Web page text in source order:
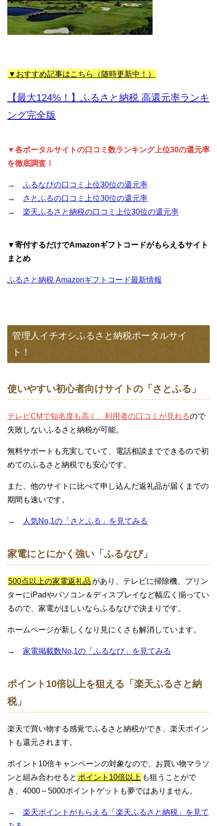
▼おすすめ記事はこちら（随時更新中！）
【最大124%！】ふるさと納税 高還元率ランキ
ング完全版
▼各ポータルサイトの口コミ数ランキング上位30の還元率
を徹底調査！
→ ふるなびの口コミ上位30位の還元率
→
さとふるの口コミ上位30位の還元率
→ 楽天ふるさと納税の口コミ上位30位の還元率
▼寄付するだけでAmazonギフトコードがもらえるサイト
まとめ
ふるさと納税 Amazonギフトコード最新情報
管理人イチオシふるさと納税ポータルサイ
ト！
使いやすい初心者向けサイトの「さとふる」
テレビCMで知名度も高く、利用者の口コミが見れるので
失敗しないふるさと納税が可能。
無料サポートも充実していて、電話相談までできるので初
めてのふるさと納税でも安心です。
また、他のサイトに比べて申し込んだ返礼品が届くまでの
期間も速いです。
→ 人気No,1の「さとふる」を見てみる
家電にとにかく強い「ふるなび」
500点以上の家電返礼品 があり、テレビに掃除機、プリン
ターにiPadやパソコン＆ディスプレイなど幅広く揃ってい
るので、家電がほしいならふるなびで決まりです。
ホームページが新しくなり見にくさも解消しています。
→ 家電掲載数No,1の「ふるなび」を見てみる
ポイント10倍以上を狙える「楽天ふるさと納
税」
楽天で買い物する感覚でふるさと納税ができ、楽天ポイン
トも還元されます。
ポイント10倍キャンペーンの対象なので、お買い物マラソ
ンと組み合わせると ポイント10倍以上 も狙うことがで
き、4000～5000ポイントゲットも夢ではありません。
→ 楽天ポイントがもらえる「楽天ふるさと納税」を見て